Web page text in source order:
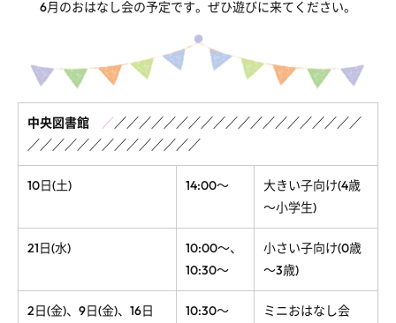
6月のおはなし会の予定です。ぜひ遊びに来てください。
中央図書館 ／／／／／／／／／／／／／／／／／／／／／
／／／／／／／／／／／／／／
10日(土) 14:00～
大きい子向け(4歳
～小学生)
21日(水)
10:00～、
10:30～
小さい子向け(0歳
～3歳)
2日(金)、9日(金)、16日
10:30～ ミニおはなし会